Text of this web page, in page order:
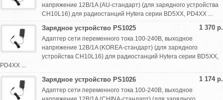
напряжение 12В/1A (AU-стандарт) (для зарядного устройства
CH10L16) для радиостанций Hytera серии BD5XX, PD4XX ...
1 370 р.
Зарядное устройство PS1025
Адаптер сети переменного тока 100-240В, выходное
напряжение 12В/1A (KOREA-стандарт) (для зарядного
устройства CH10L16) для радиостанций Hytera серии BD5XX,
PD4XX ...
1 174 р.
Зарядное устройство PS1026
Адаптер сети переменного тока 100-240В, выходное